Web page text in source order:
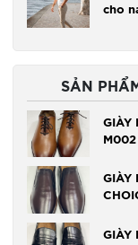
cho
SẢN
GIÀY
M002
GIÀY
GIÀY